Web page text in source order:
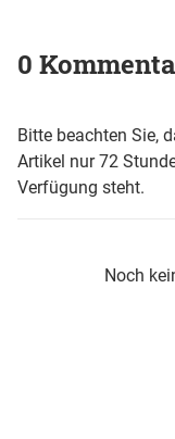
0
Bitte beachten Sie,
Artikel nur 72
Verfügung steht.
Noch